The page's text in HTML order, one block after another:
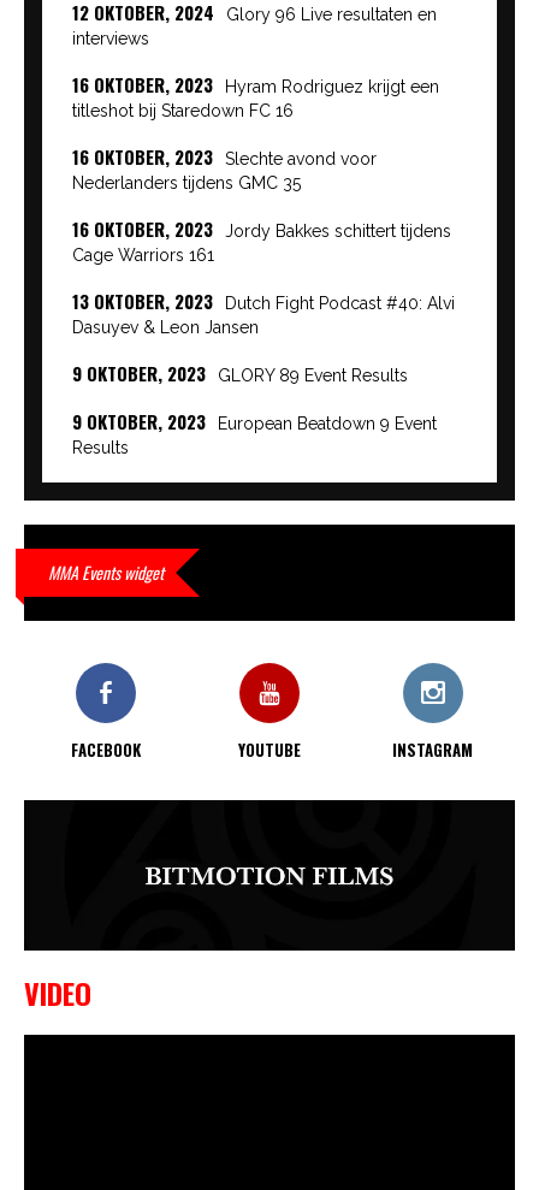
12 OKTOBER, 2024
Glory 96 Live resultaten en
interviews
16 OKTOBER, 2023
Hyram Rodriguez krijgt een
titleshot bij Staredown FC 16
16 OKTOBER, 2023
Slechte avond voor
Nederlanders tijdens GMC 35
16 OKTOBER, 2023
Jordy Bakkes schittert tijdens
Cage Warriors 161
13 OKTOBER, 2023
Dutch Fight Podcast #40: Alvi
Dasuyev & Leon Jansen
9 OKTOBER, 2023 GLORY 89 Event Results
9 OKTOBER, 2023
European Beatdown 9 Event
Results
Cage Warriors Academy:
Lowlands 7 recap en interviews hier
9 OKTOBER, 2023
waar hij van gemaakt is…
KO bij CWA Lowlands 7
MMA Events widget
FACEBOOK YOUTUBE INSTAGRAM
VIDEO